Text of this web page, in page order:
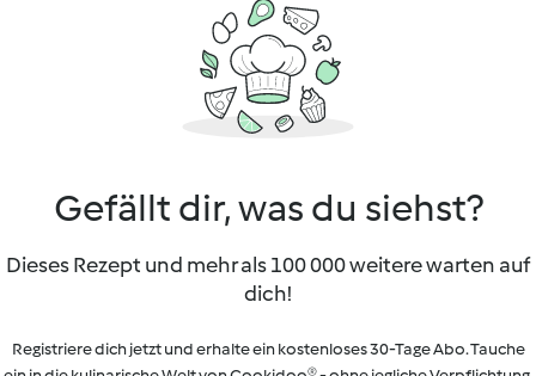
Gefällt dir, was du siehst?
Dieses Rezept und mehr als 100 000 weitere warten auf
dich!
Registriere dich jetzt und erhalte ein kostenloses 30-Tage Abo. Tauche